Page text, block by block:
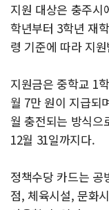
지원 대상은 충주시
학년부터 3학년 재
령 기준에 따라 지
지원금은 중학교 1
월 7만 원이 지급되
월 충전되는 방식으
12월 31일까지다.
정책수당 카드는 공
점, 체육시설, 문화